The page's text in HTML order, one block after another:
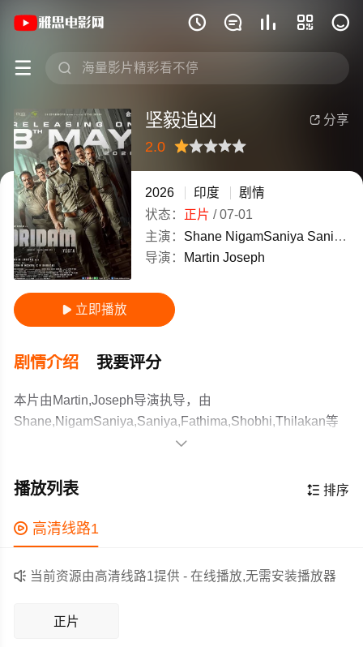
    
 
《坚毅追凶》(2026)印度印地语高清电
 分享
坚毅追凶
2.0
很差较差还行推荐力荐
2026 印度
剧情
状态： 正片 /07-01
主演： Shane NigamSaniya Saniya
导演：
Martin Joseph
 立即播放
剧情介绍 我要评分
本片由Martin,Joseph导演执导，由
Shane,NigamSaniya,Saniya,Fathima,Shobhi,Thilakan等
主演，故事情节跌岩起伏、扣人心弦，领广大剧情片爱好
faces pressure when human remains are discovered.
demands from his department and an anxious public
seeking swift justice.
作为一部 上映的剧情电影，在当期同类题材影片中具有一
定的看点，在演员表现和剧情架构上也都有不错的亮点，
剧情紧凑，角色塑造鲜明，适合喜欢剧情类电影的观众观

 排序
播放列表
 高清线路1
 当前资源由高清线路1提供 - 在线播放,无需安装播放器
正片